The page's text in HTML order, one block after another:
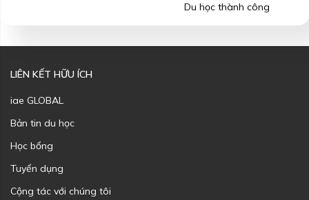
Du học thành công
LIÊN KẾT HỮU ÍCH
iae GLOBAL
Bản tin du học
Học bổng
Tuyển dụng
Cộng tác với chúng tôi